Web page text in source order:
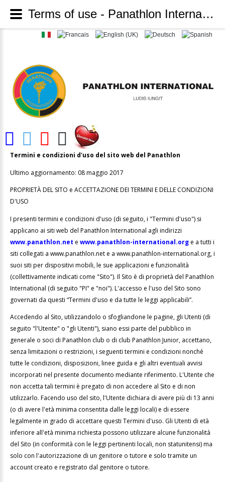
Termini e condizioni d'uso del sito web del Panathlon
Ultimo aggiornamento: 08 maggio 2017
PROPRIETÀ DEL SITO e ACCETTAZIONE DEI TERMINI E DELLE CONDIZIONI
D'USO
I presenti termini e condizioni d'uso (di seguito, i "Termini d'uso") si
applicano ai siti web del Panathlon International agli indirizzi
www.panathlon.net e www.panathlon-international.org e a tutti i
siti collegati a www.panathlon.net e a www.panathlon-international.org, i
suoi siti per dispositivi mobili, le sue applicazioni e funzionalità
(collettivamente indicati come "Sito"). Il Sito è di proprietà del Panathlon
International (di seguito "PI" e "noi"). L'accesso e l'uso del Sito sono
governati da questi “Termini d'uso e da tutte le leggi applicabili”.
Accedendo al Sito, utilizzandolo o sfogliandone le pagine, gli Utenti (di
seguito "l'Utente" o "gli Utenti"), siano essi parte del pubblico in
generale o soci di Panathlon club o di club Panathlon Junior, accettano,
senza limitazioni o restrizioni, i seguenti termini e condizioni nonché
tutte le condizioni, disposizioni, linee guida e gli altri eventuali avvisi
incorporati nel presente documento mediante riferimento. L'Utente che
non accetta tali termini è pregato di non accedere al Sito e di non
utilizzarlo. Facendo uso del sito, l'Utente dichiara di avere più di 13 anni
(o di avere l'età minima consentita dalle leggi locali) e di essere
legalmente in grado di accettare questi Termini d'uso. Gli Utenti di età
inferiore all'età minima richiesta possono utilizzare alcune funzionalità
del Sito (in conformità con le leggi pertinenti locali, non statunitensi) ma
solo con l'autorizzazione di un genitore o tutore e solo tramite un
account creato e registrato dal genitore o tutore.
Terms of use - Panathlon International